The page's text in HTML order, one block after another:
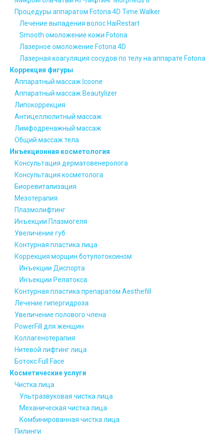
Процедуры аппаратом Fotona 4D Time Walker
Лечение выпадения волос HaiRestart
Smooth омоложение кожи Fotona
Лазерное омоложение Fotona 4D
Лазерная коагуляция сосудов по телу на аппарате Fotona
Коррекция фигуры
Аппаратный массаж Icoone
Аппаратный массаж Beautylizer
Липокоррекция
Антицеллюлитный массаж
Лимфодренажный массаж
Общий массаж тела
Инъекционная косметология
Консультация дерматовенеролога
Консультация косметолога
Биоревитализация
Мезотерапия
Плазмолифтинг
Инъекции Плазмогеля
Увеличение губ
Контурная пластика лица
Коррекция морщин ботулотоксином
Инъекции Диспорта
Инъекции Релатокса
Контурная пластика препаратом Aesthefill
Лечение гипергидроза
Увеличение полового члена
PowerFill для женщин
Коллагенотерапия
Нитевой лифтинг лица
Ботокс Full Face
Косметические услуги
Чистка лица
Ультразвуковая чистка лица
Механическая чистка лица
Комбинированная чистка лица
Пилинги